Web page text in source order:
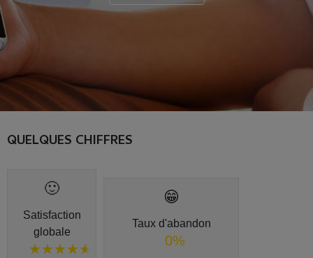
QUELQUES CHIFFRES
🙂
Satisfaction
globale
★★★★★
★★★★★
😁
Taux d'abandon
0%
0%